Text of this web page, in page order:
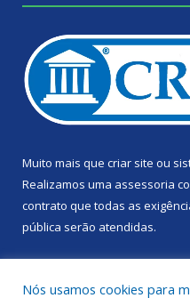
Muito mais que criar site ou
Realizamos uma assessoria
contrato que todas as
pública serão atendidas.
Nós usamos cookies para